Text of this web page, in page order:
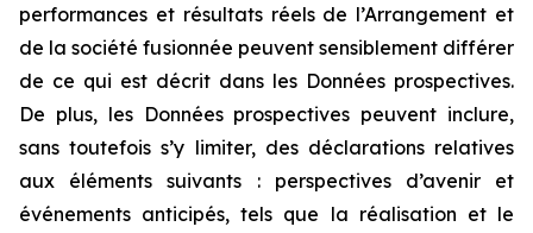
performances et résultats réels de l’Arrangement et
de la société fusionnée peuvent sensiblement différer
de ce qui est décrit dans les Données prospectives.
De plus, les Données prospectives peuvent inclure,
sans toutefois s’y limiter, des déclarations relatives
aux éléments suivants : perspectives d’avenir et
événements anticipés, tels que la réalisation et le